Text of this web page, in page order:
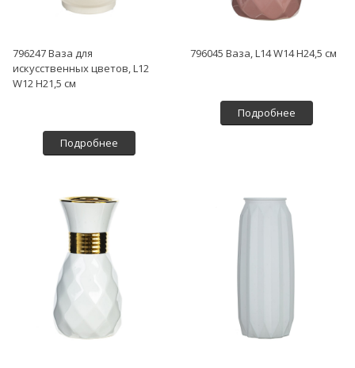
796247 Ваза для
искусственных цветов, L12
W12 H21,5 см
Подробнее
796045 Ваза, L14 W14 H24,5 см
Подробнее